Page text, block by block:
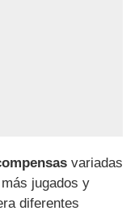
variadas
jugados y
diferentes